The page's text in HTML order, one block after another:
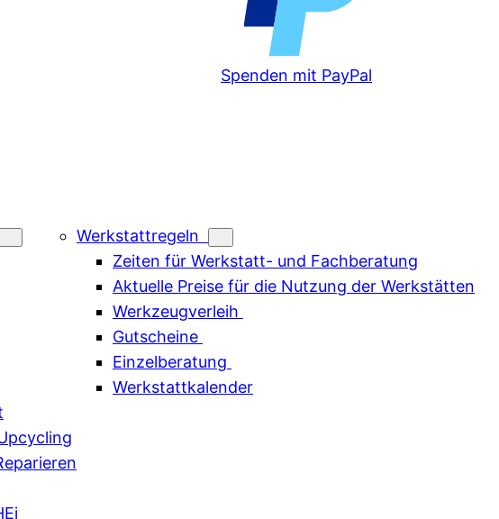
Spenden mit PayPal
Werkstattregeln
Zeiten für Werkstatt- und Fachberatung
Aktuelle Preise für die Nutzung der Werkstätten
Werkzeugverleih
Gutscheine
Einzelberatung
Werkstattkalender